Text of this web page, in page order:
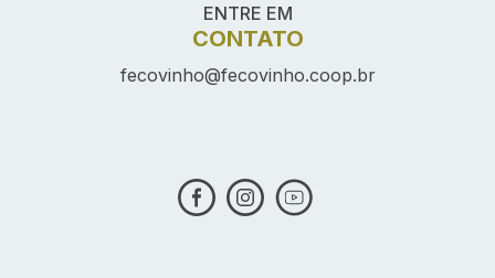
ENTRE EM
CONTATO
fecovinho@fecovinho.coop.br